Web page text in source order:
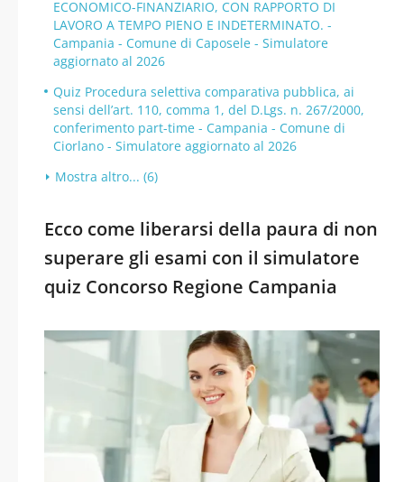
ECONOMICO-FINANZIARIO, CON RAPPORTO DI
LAVORO A TEMPO PIENO E INDETERMINATO. -
Campania - Comune di Caposele - Simulatore
aggiornato al 2026
Quiz Procedura selettiva comparativa pubblica, ai
sensi dell’art. 110, comma 1, del D.Lgs. n. 267/2000,
conferimento part-time - Campania - Comune di
Ciorlano - Simulatore aggiornato al 2026
Mostra altro... (6)
Ecco come liberarsi della paura di non
superare gli esami con il simulatore
quiz Concorso Regione Campania